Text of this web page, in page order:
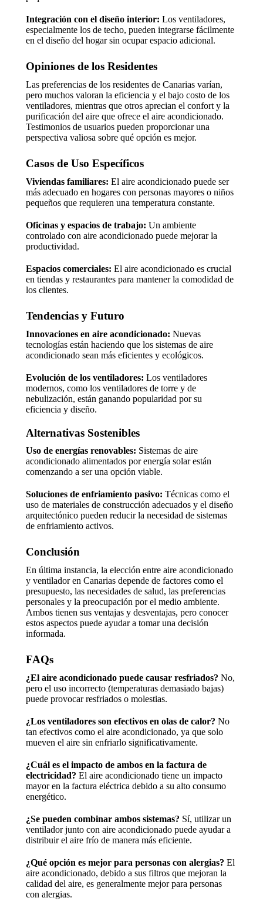
Integración con el diseño interior: Los ventiladores,
especialmente los de techo, pueden integrarse fácilmente
en el diseño del hogar sin ocupar espacio adicional.
Opiniones de los Residentes
Las preferencias de los residentes de Canarias varían,
pero muchos valoran la eficiencia y el bajo costo de los
ventiladores, mientras que otros aprecian el confort y la
purificación del aire que ofrece el aire acondicionado.
Testimonios de usuarios pueden proporcionar una
perspectiva valiosa sobre qué opción es mejor.
Casos de Uso Específicos
Viviendas familiares: El aire acondicionado puede ser
más adecuado en hogares con personas mayores o niños
pequeños que requieren una temperatura constante.
Oficinas y espacios de trabajo: Un ambiente
controlado con aire acondicionado puede mejorar la
productividad.
Espacios comerciales: El aire acondicionado es crucial
en tiendas y restaurantes para mantener la comodidad de
los clientes.
Tendencias y Futuro
Innovaciones en aire acondicionado: Nuevas
tecnologías están haciendo que los sistemas de aire
acondicionado sean más eficientes y ecológicos.
Evolución de los ventiladores: Los ventiladores
modernos, como los ventiladores de torre y de
nebulización, están ganando popularidad por su
eficiencia y diseño.
Alternativas Sostenibles
Uso de energías renovables: Sistemas de aire
acondicionado alimentados por energía solar están
comenzando a ser una opción viable.
Soluciones de enfriamiento pasivo: Técnicas como el
uso de materiales de construcción adecuados y el diseño
arquitectónico pueden reducir la necesidad de sistemas
de enfriamiento activos.
Conclusión
En última instancia, la elección entre aire acondicionado
y ventilador en Canarias depende de factores como el
presupuesto, las necesidades de salud, las preferencias
personales y la preocupación por el medio ambiente.
Ambos tienen sus ventajas y desventajas, pero conocer
estos aspectos puede ayudar a tomar una decisión
informada.
FAQs
¿El aire acondicionado puede causar resfriados? No,
pero el uso incorrecto (temperaturas demasiado bajas)
puede provocar resfriados o molestias.
¿Los ventiladores son efectivos en olas de calor? No
tan efectivos como el aire acondicionado, ya que solo
mueven el aire sin enfriarlo significativamente.
¿Cuál es el impacto de ambos en la factura de
electricidad? El aire acondicionado tiene un impacto
mayor en la factura eléctrica debido a su alto consumo
energético.
¿Se pueden combinar ambos sistemas? Sí, utilizar un
ventilador junto con aire acondicionado puede ayudar a
distribuir el aire frío de manera más eficiente.
¿Qué opción es mejor para personas con alergias? El
aire acondicionado, debido a sus filtros que mejoran la
calidad del aire, es generalmente mejor para personas
con alergias.